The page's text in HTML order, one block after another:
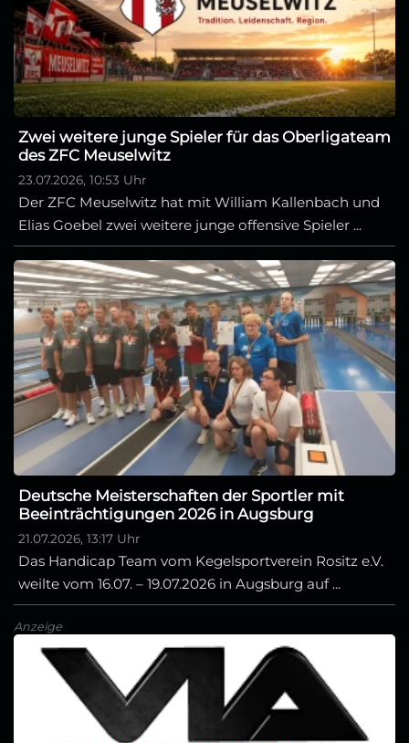
Zwei weitere junge Spieler für das Oberligateam
des ZFC Meuselwitz
23.07.2026, 10:53 Uhr
Der ZFC Meuselwitz hat mit William Kallenbach und
Elias Goebel zwei weitere junge offensive Spieler ...
Deutsche Meisterschaften der Sportler mit
Beeinträchtigungen 2026 in Augsburg
21.07.2026, 13:17 Uhr
Das Handicap Team vom Kegelsportverein Rositz e.V.
weilte vom 16.07. – 19.07.2026 in Augsburg auf ...
Anzeige